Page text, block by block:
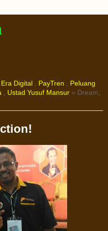
Digital , PayTren , Peluang
, Ustad Yusuf Mansur » Dream,